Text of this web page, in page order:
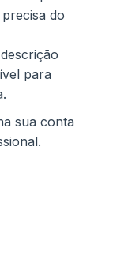
do
para
sua conta